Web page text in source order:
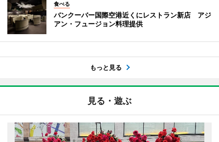
食べる
バンクーバー国際空港近くにレストラン新店 アジ
アン・フュージョン料理提供
もっと見る
見る・遊ぶ